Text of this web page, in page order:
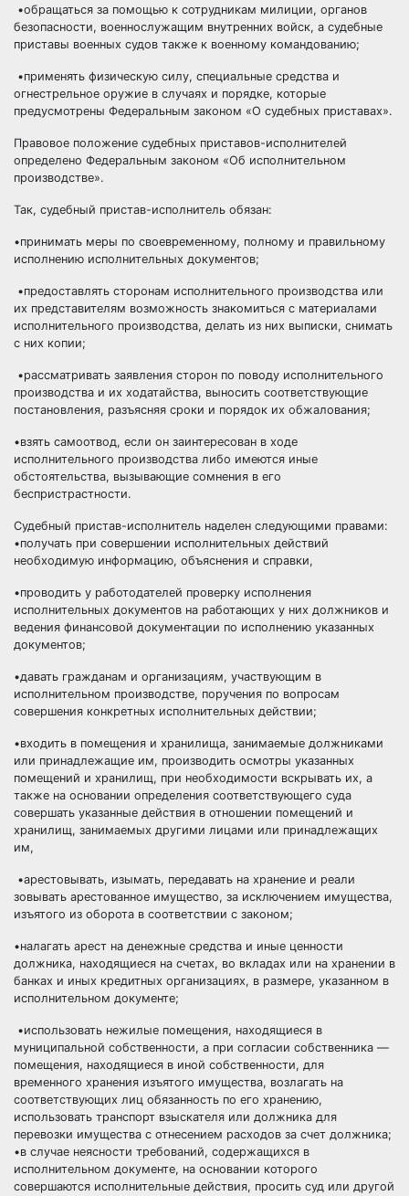
•обращаться за помощью к сотрудникам милиции, органов
безопасности, военнослужащим внутренних войск, а судебные
приставы военных судов также к военному командованию;
•применять физическую силу, специальные средства и
огнестрельное оружие в случаях и порядке, которые
предусмотрены Федеральным законом «О судебных приставах».
Правовое положение судебных приставов-исполнителей
определено Федеральным законом «Об исполнительном
производстве».
Так, судебный пристав-исполнитель обязан:
•принимать меры по своевременному, полному и правильному
исполнению исполнительных документов;
•предоставлять сторонам исполнительного производства или
их представителям возможность знакомиться с материалами
исполнительного производства, делать из них выписки, снимать
с них копии;
•рассматривать заявления сторон по поводу исполнительного
производства и их ходатайства, выносить соответствующие
постановления, разъясняя сроки и порядок их обжалования;
•взять самоотвод, если он заинтересован в ходе
исполнительного производства либо имеются иные
обстоятельства, вызывающие сомнения в его
беспристрастности.
Судебный пристав-исполнитель наделен следующими правами:
•получать при совершении исполнительных действий
необходимую информацию, объяснения и справки,
•проводить у работодателей проверку исполнения
исполнительных документов на работающих у них должников и
ведения финансовой документации по исполнению указанных
документов;
•давать гражданам и организациям, участвующим в
исполнительном производстве, поручения по вопросам
совершения конкретных исполнительных действии;
•входить в помещения и хранилища, занимаемые должниками
или принадлежащие им, производить осмотры указанных
помещений и хранилищ, при необходимости вскрывать их, а
также на основании определения соответствующего суда
совершать указанные действия в отношении помещений и
хранилищ, занимаемых другими лицами или принадлежащих
им,
•арестовывать, изымать, передавать на хранение и реали
зовывать арестованное имущество, за исключением имущества,
изъятого из оборота в соответствии с законом;
•налагать арест на денежные средства и иные ценности
должника, находящиеся на счетах, во вкладах или на хранении в
банках и иных кредитных организациях, в размере, указанном в
исполнительном документе;
•использовать нежилые помещения, находящиеся в
муниципальной собственности, а при согласии собственника —
помещения, находящиеся в иной собственности, для
временного хранения изъятого имущества, возлагать на
соответствующих лиц обязанность по его хранению,
использовать транспорт взыскателя или должника для
перевозки имущества с отнесением расходов за счет должника;
•в случае неясности требований, содержащихся в
исполнительном документе, на основании которого
совершаются исполнительные действия, просить суд или другой